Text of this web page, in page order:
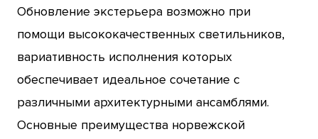
Обновление экстерьера возможно при
помощи высококачественных светильников,
вариативность исполнения которых
обеспечивает идеальное сочетание с
различными архитектурными ансамблями.
Основные преимущества норвежской